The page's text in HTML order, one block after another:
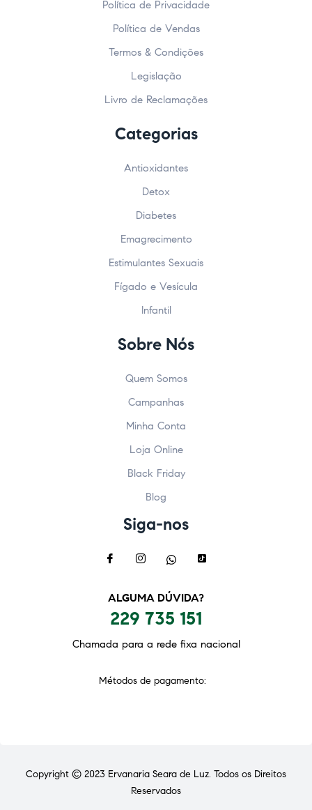
Política de Privacidade
Política de Vendas
Termos & Condições
Legislação
Livro de Reclamações
Categorias
Antioxidantes
Detox
Diabetes
Emagrecimento
Estimulantes Sexuais
Fígado e Vesícula
Infantil
Sobre Nós
Quem Somos
Campanhas
Minha Conta
Loja Online
Black Friday
Blog
Siga-nos
ALGUMA DÚVIDA?
229 735 151
Chamada para a rede fixa nacional
Métodos de pagamento:
Copyright © 2023 Ervanaria Seara de Luz. Todos os Direitos
Reservados